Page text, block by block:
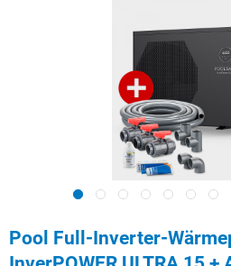
Pool Full-Inverter-